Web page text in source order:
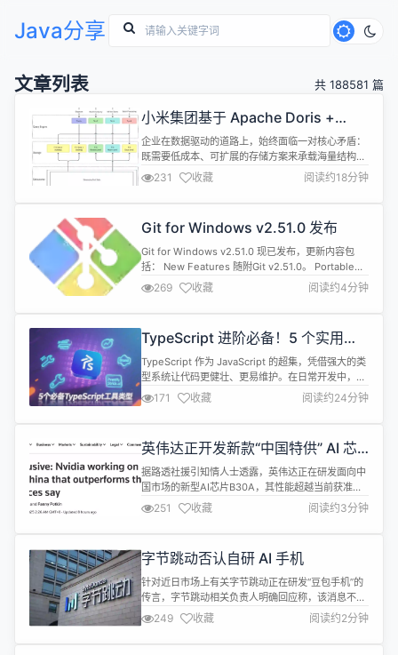
Java分享
文章列表 共 188581 篇
小米集团基于 Apache Doris +
Apache Paimon 实现 6 倍性能飞跃
企业在数据驱动的道路上，始终面临一对核心矛盾：
既需要低成本、可扩展的存储方案来承载海量结构
化、半结构化乃至非结构化数据（这正是数据湖的强
项），又渴望实时、低延迟的分析能力来支撑业务决
策（这是分析型数据库的核心优势）。 然而现实是，
为代表的数据湖技术，虽凭借开放格式、弹性扩展和
低成本存储成为企业数据中...
231 收藏 阅读约18分钟
Git for Windows v2.51.0 发布
Git for Windows v2.51.0 现已发布，更新内容包
括： New Features 随附Git v2.51.0。 Portable
Git installers（自解压 7-Zip archives）现在基于7-
Zip 25.01 随附cURL v8.15.0。 随附基于Cygwin
v3.6.4的 MSYS2 运行时（Git for Win...
269 收藏 阅读约4分钟
TypeScript 进阶必备！5 个实用工
具类型，帮你写出更健壮的前端代码
TypeScript 作为 JavaScript 的超集，凭借强大的类
型系统让代码更健壮、更易维护。在日常开发中，自
定义工具类型往往能帮我们高效解决类型安全问题。
本文就分享 5 个实用的 TypeScript 自定义工具类
型，或许能帮你规避常见坑点，甚至启发你打造专属
态流转 开发中你是否写过这样的状态...
171 收藏 阅读约24分钟
英伟达正开发新款“中国特供” AI 芯
片，性能强于 H20
据路透社援引知情人士透露，英伟达正在研发面向中
国市场的新型AI芯片B30A，其性能超越当前获准销
售的H20芯片，并计划最快于2025年9月向中国客户
提供测试样品。 据悉，该芯片采用单芯片设计，预计
其算力约为旗舰级B300加速卡双芯片配置的一半。
技术，以提升处理器间的数据传输效率。 单芯片设计
指所有主要电路都...
251 收藏 阅读约3分钟
字节跳动否认自研 AI 手机
针对近日市场上有关字节跳动正在研发“豆包手机”的
传言，字节跳动相关负责人明确回应称，该消息不
实，豆包目前并无推出自有手机产品的计划。 据介
绍，豆包始终致力于将自身AI能力向包括手机厂商在
内的各类硬件厂商开放。在此过程中，虽会与部分合
249 收藏 阅读约2分钟